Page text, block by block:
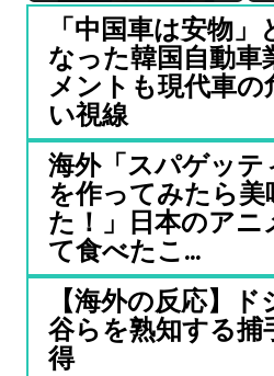
ｗｗｗｗ
「中国車は安物」
なった韓国自動車
メントも現代車の
い視線
海外「スパゲッ
を作ってみたら美
た！」日本のアニ
て食べたこ...
【海外の反応】
谷らを熟知する捕
得